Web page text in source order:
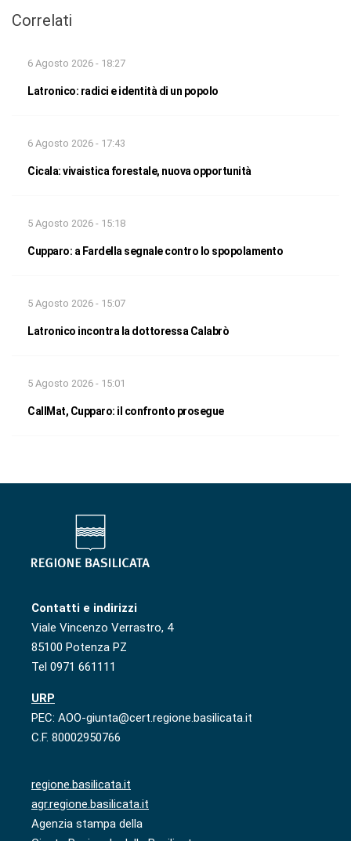
Correlati
6 Agosto 2026 - 18:27
Latronico: radici e identità di un popolo
6 Agosto 2026 - 17:43
Cicala: vivaistica forestale, nuova opportunità
5 Agosto 2026 - 15:18
Cupparo: a Fardella segnale contro lo spopolamento
5 Agosto 2026 - 15:07
Latronico incontra la dottoressa Calabrò
5 Agosto 2026 - 15:01
CallMat, Cupparo: il confronto prosegue
Contatti e indirizzi
Viale Vincenzo Verrastro, 4
85100 Potenza PZ
Tel 0971 661111
URP
PEC: AOO-giunta@cert.regione.basilicata.it
C.F. 80002950766
regione.basilicata.it
agr.regione.basilicata.it
Agenzia stampa della